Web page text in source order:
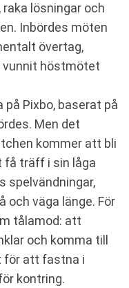
lösningar och
Inbördes möten
övertag,
vunnit höstmötet
Pixbo, baserat på
Men det
kommer att bli
få träff i sin låga
spelvändningar,
och väga länge. För
tålamod: att
och komma till
för att fastna i
kontring.